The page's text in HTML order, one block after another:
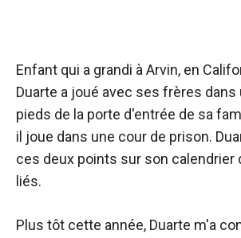
Enfant qui a grandi à Arvin, en
Duarte a joué avec ses frères dans
pieds de la porte d'entrée de sa
il joue dans une cour de prison.
ces deux points sur son calendrier
liés.
Plus tôt cette année, Duarte m'a